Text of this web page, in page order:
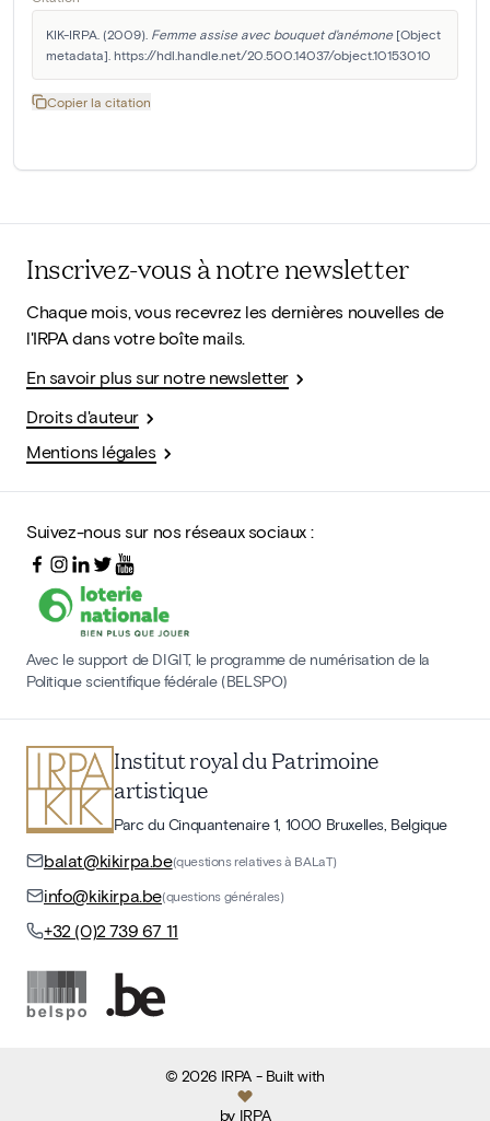
KIK-IRPA. (2009). Femme assise avec bouquet d'anémone [Object
metadata]. https://hdl.handle.net/20.500.14037/object.10153010
Copier la citation
Inscrivez-vous à notre newsletter
Chaque mois, vous recevrez les dernières nouvelles de
l'IRPA dans votre boîte mails.
En savoir plus sur notre newsletter
Droits d'auteur
Mentions légales
Suivez-nous sur nos réseaux sociaux :
Avec le support de DIGIT, le programme de numérisation de la
Politique scientifique fédérale (BELSPO)
Institut royal du Patrimoine
artistique
Parc du Cinquantenaire 1, 1000 Bruxelles, Belgique
balat@kikirpa.be(questions relatives à BALaT)
info@kikirpa.be(questions générales)
+32 (0)2 739 67 11
©2026 IRPA- Built with
by IRPA